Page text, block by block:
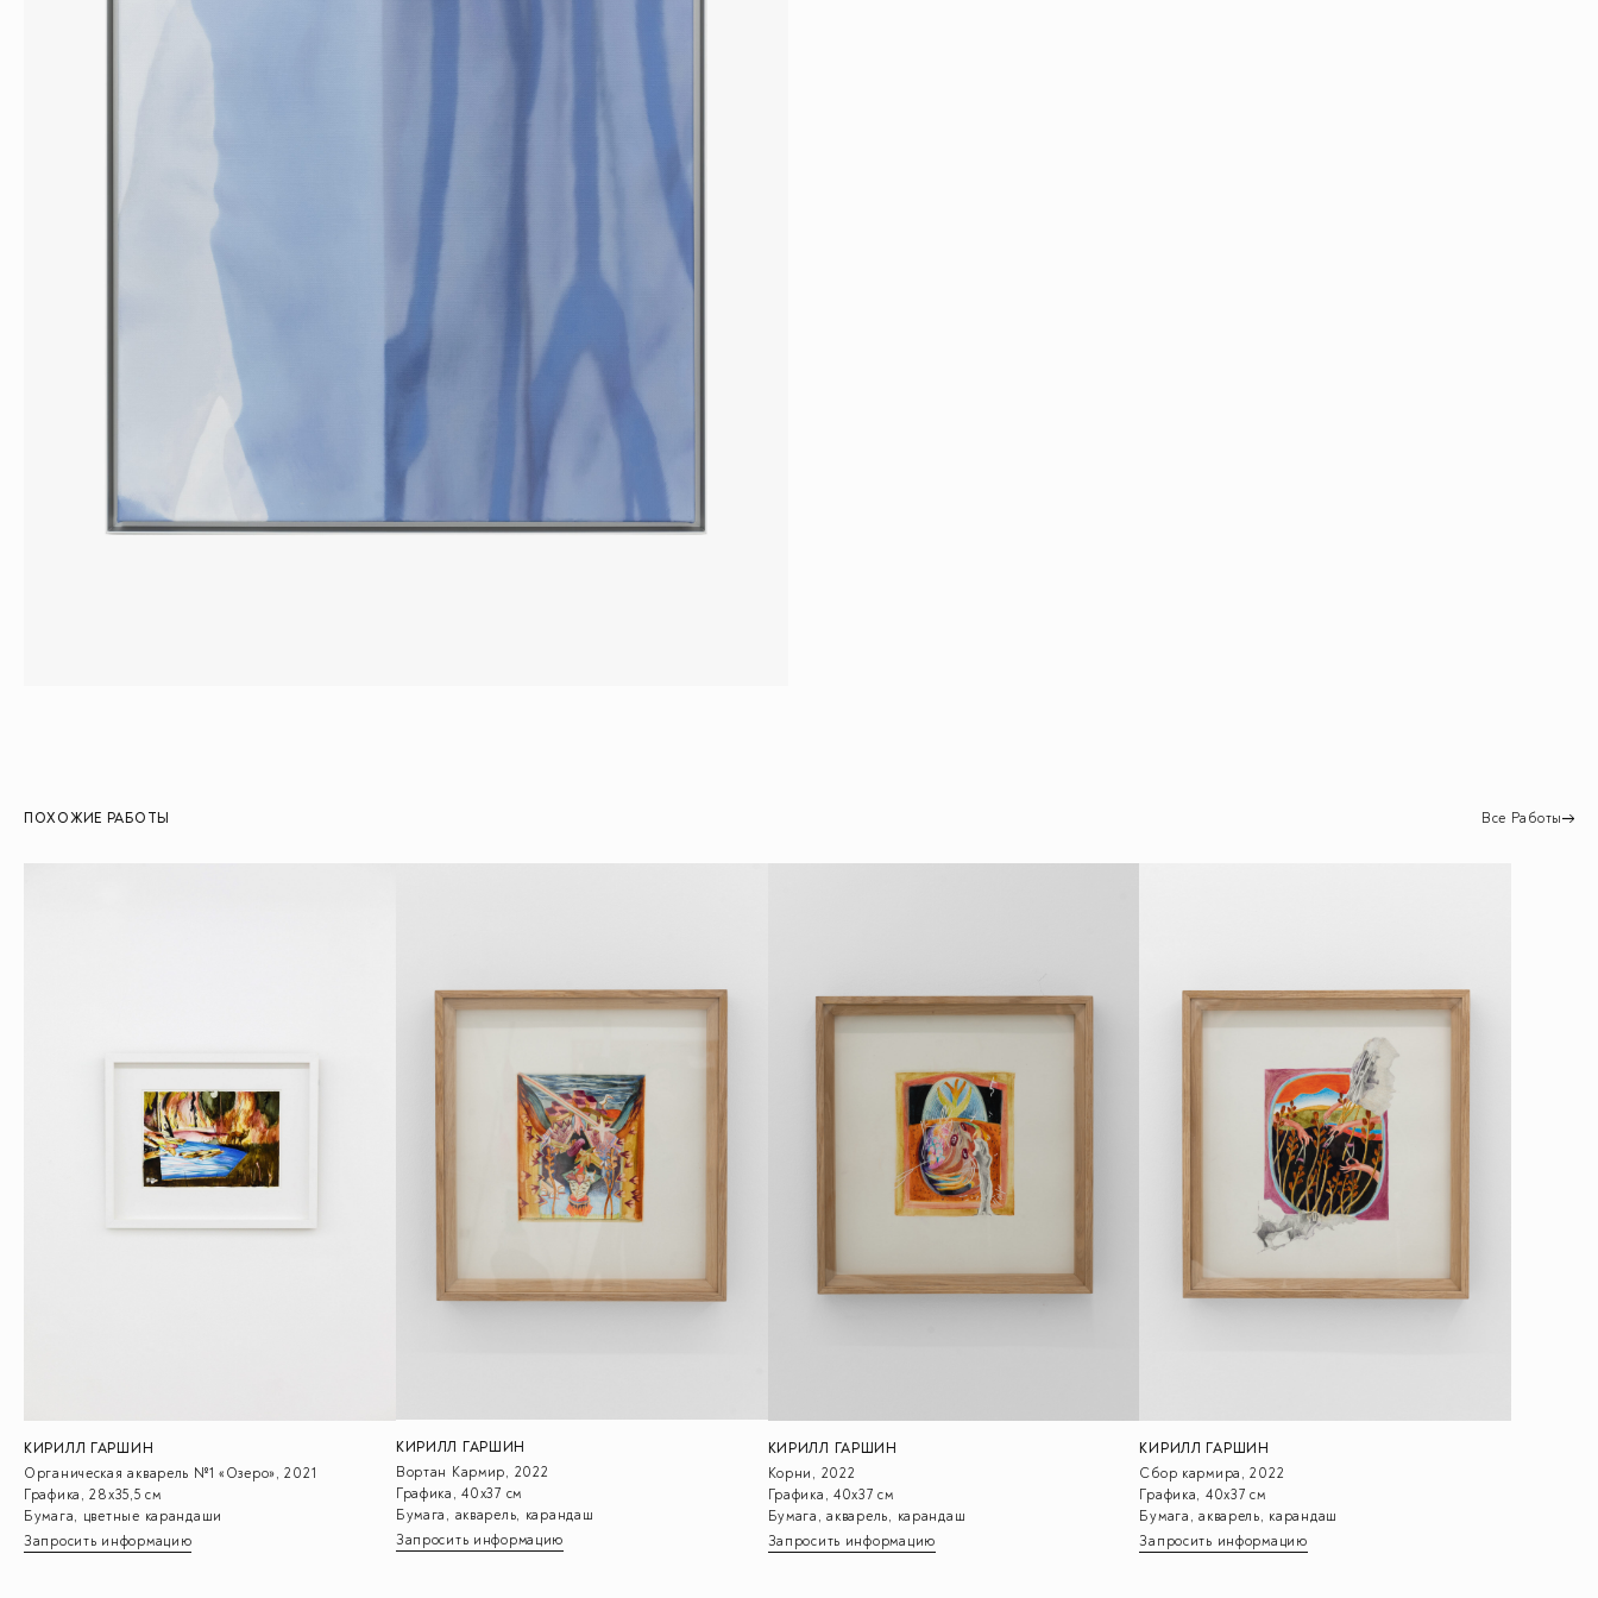
ПОХОЖИЕ РАБОТЫ Все Работы
КИРИЛЛ ГАРШИН
Органическая акварель №1 «Озеро», 2021
Графика, 28х35,5 см
Бумага, цветные карандаши
Запросить информацию
КИРИЛЛ ГАРШИН
Вортан Кармир, 2022
Графика, 40х37 см
Бумага, акварель, карандаш
Запросить информацию
КИРИЛЛ ГАРШИН
Корни, 2022
Графика, 40х37 см
Бумага, акварель, карандаш
Запросить информацию
КИРИЛЛ ГАРШИН
Сбор кармира, 2022
Графика, 40х37 см
Бумага, акварель, карандаш
Запросить информацию